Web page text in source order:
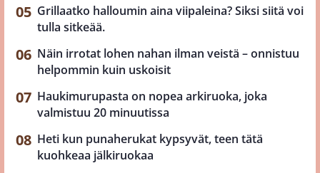
Grillaatko halloumin aina viipaleina? Siksi siitä voi
tulla sitkeää.
Näin irrotat lohen nahan ilman veistä – onnistuu
helpommin kuin uskoisit
Haukimurupasta on nopea arkiruoka, joka
valmistuu 20 minuutissa
Heti kun punaherukat kypsyvät, teen tätä
kuohkeaa jälkiruokaa